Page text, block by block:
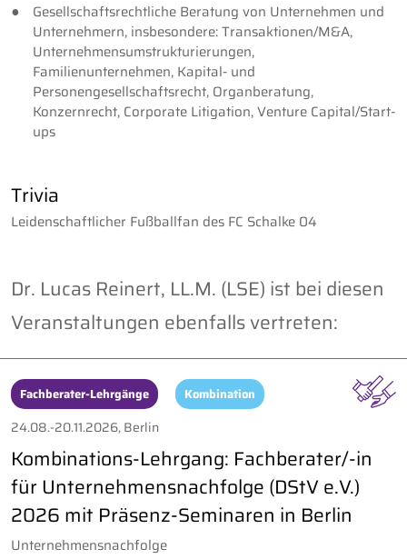
Gesellschaftsrechtliche Beratung von Unternehmen und
Unternehmern, insbesondere: Transaktionen/M&A,
Unternehmensumstrukturierungen,
Familienunternehmen, Kapital- und
Personengesellschaftsrecht, Organberatung,
Konzernrecht, Corporate Litigation, Venture Capital/Start-
ups
Trivia
Leidenschaftlicher Fußballfan des FC Schalke 04
Dr. Lucas Reinert, LL.M. (LSE) ist bei diesen
Veranstaltungen ebenfalls vertreten:
Fachberater-Lehrgänge Kombination
24.08.-20.11.2026, Berlin
Kombinations-Lehrgang: Fachberater/-in
für Unternehmensnachfolge (DStV e.V.)
2026 mit Präsenz-Seminaren in Berlin
Unternehmensnachfolge